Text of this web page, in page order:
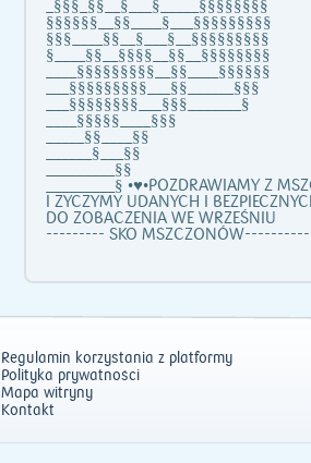
_§§§_§§__§___§_____§§§§§§§§
§§§§§§__§§____§___§§§§§§§§§
§§§____§§__§___§__§§§§§§§§§
§____§§__§§§§__§§__§§§§§§§§
____§§§§§§§§§__§§____§§§§§§
___§§§§§§§§§___§§______§§§
___§§§§§§§§___§§§_______§
____§§§§§____§§§
_____§§____§§
______§___§§
_________§§
_________§ •♥•POZDRAWIAMY Z
I ZYCZYMY UDANYCH I
DO ZOBACZENIA WE WRZEŚNIU
--------- SKO
Regulamin korzystania z platformy
Polityka prywatności
Mapa witryny
Kontakt